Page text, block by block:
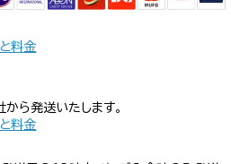
料金
ら発送いたします。
料金